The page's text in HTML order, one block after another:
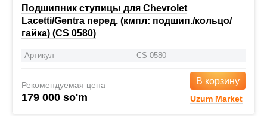
Подшипник ступицы для Chevrolet
Lacetti/Gentra перед. (кмпл: подшип./кольцо/
гайка) (CS 0580)
Артикул CS 0580
Рекомендуемая цена
179 000 so'm
В корзину
Uzum Market